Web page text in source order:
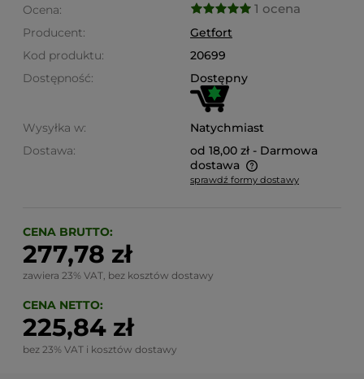
Ocena: 1 ocena
Producent:
Getfort
Kod produktu:
20699
Dostępność:
Dostępny
Wysyłka w:
Natychmiast
Dostawa:
od 18,00 zł - Darmowa
dostawa
Cena nie zawiera ewentualnych kosztów płatności
sprawdź formy dostawy
CENA BRUTTO:
277,78 zł
zawiera 23% VAT, bez kosztów dostawy
CENA NETTO:
225,84 zł
bez 23% VAT i kosztów dostawy